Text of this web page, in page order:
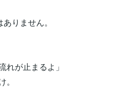
りません。
れが止まるよ」